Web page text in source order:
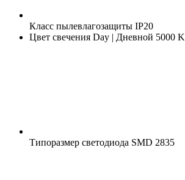
Класс пылевлагозащиты IP20
Цвет свечения Day | Дневной 5000 K
Типоразмер светодиода SMD 2835